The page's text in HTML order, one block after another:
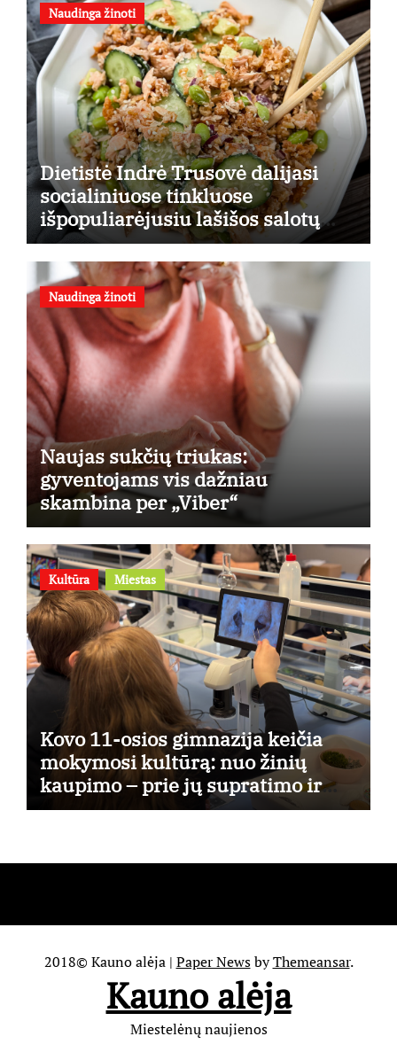
Naudinga žinoti
Dietistė Indrė Trusovė dalijasi
socialiniuose tinkluose
išpopuliarėjusiu lašišos salotų
receptu
Naudinga žinoti
Naujas sukčių triukas:
gyventojams vis dažniau
skambina per „Viber“
Kultūra Miestas
Kovo 11-osios gimnazija keičia
mokymosi kultūrą: nuo žinių
kaupimo – prie jų supratimo ir
taikymo
2018© Kauno alėja | Paper NewsbyThemeansar.
Kauno alėja
Miestelėnų naujienos